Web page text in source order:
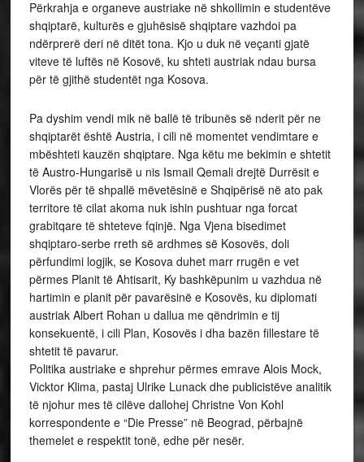
Përkrahja e organeve austriake në shkollimin e studentëve
shqiptarë, kulturës e gjuhësisë shqiptare vazhdoi pa
ndërprerë deri në ditët tona. Kjo u duk në veçanti gjatë
viteve të luftës në Kosovë, ku shteti austriak ndau bursa
për të gjithë studentët nga Kosova.
Pa dyshim vendi mik në ballë të tribunës së nderit për ne
shqiptarët është Austria, i cili në momentet vendimtare e
mbështeti kauzën shqiptare. Nga këtu me bekimin e shtetit
të Austro-Hungarisë u nis Ismail Qemali drejtë Durrësit e
Vlorës për të shpallë mëvetësinë e Shqipërisë në ato pak
territore të cilat akoma nuk ishin pushtuar nga forcat
grabitqare të shteteve fqinjë. Nga Vjena bisedimet
shqiptaro-serbe rreth së ardhmes së Kosovës, doli
përfundimi logjik, se Kosova duhet marr rrugën e vet
përmes Planit të Ahtisarit, Ky bashkëpunim u vazhdua në
hartimin e planit për pavarësinë e Kosovës, ku diplomati
austriak Albert Rohan u dallua me qëndrimin e tij
konsekuentë, i cili Plan, Kosovës i dha bazën fillestare të
shtetit të pavarur.
Politika austriake e shprehur përmes emrave Alois Mock,
Vicktor Klima, pastaj Ulrike Lunack dhe publicistëve analitik
të njohur mes të cilëve dallohej Christne Von Kohl
korrespondente e “Die Presse” në Beograd, përbajnë
themelet e respektit tonë, edhe për nesër.